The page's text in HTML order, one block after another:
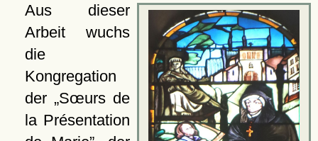
Aus dieser
Arbeit wuchs
die
Kongregation
der
Sœurs de
la Présentation